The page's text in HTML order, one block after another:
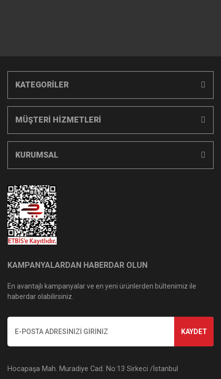
KATEGORİLER
MÜŞTERİ HİZMETLERİ
KURUMSAL
KAMPANYALARDAN HABERDAR OLUN
En avantajlı kampanyalar ve en yeni ürünlerden bültenimiz ile
haberdar olabilirsiniz.
KAYDET
Hocapaşa Mah. Muradiye Cad. No:13 Sirkeci /İstanbul